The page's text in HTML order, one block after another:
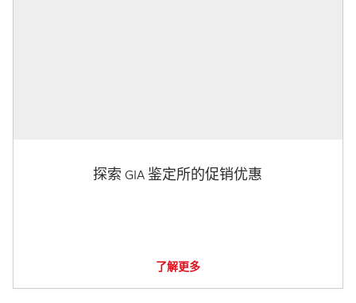
探索 GIA 鉴定所的促销优惠
了解更多